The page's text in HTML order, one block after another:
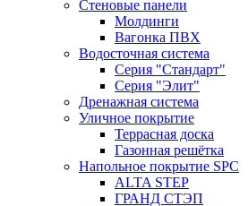
Стеновые панели
Молдинги
Вагонка ПВХ
Водосточная система
Серия "Стандарт"
Серия "Элит"
Дренажная система
Уличное покрытие
Террасная доска
Газонная решётка
Напольное покрытие SPC
ALTA STEP
ГРАНД СТЭП